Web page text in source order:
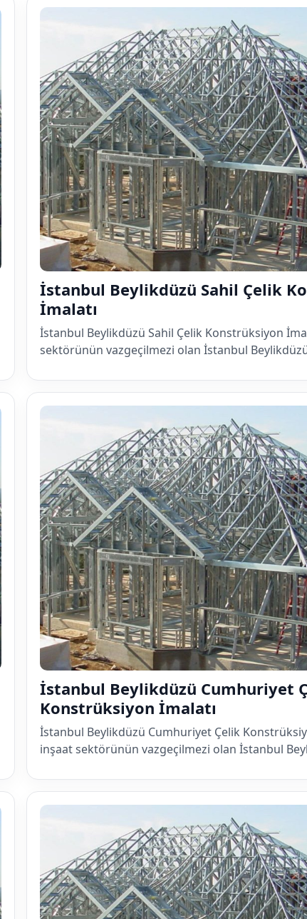
İstanbul Beylikdüzü Sahil Çelik
İmalatı
İstanbul Beylikdüzü Sahil Çelik Konstrüksiyon
sektörünün vazgeçilmezi olan İstanbul
İstanbul Beylikdüzü Cumhuriyet
Konstrüksiyon İmalatı
İstanbul Beylikdüzü Cumhuriyet Çelik
inşaat sektörünün vazgeçilmezi olan İstanbul